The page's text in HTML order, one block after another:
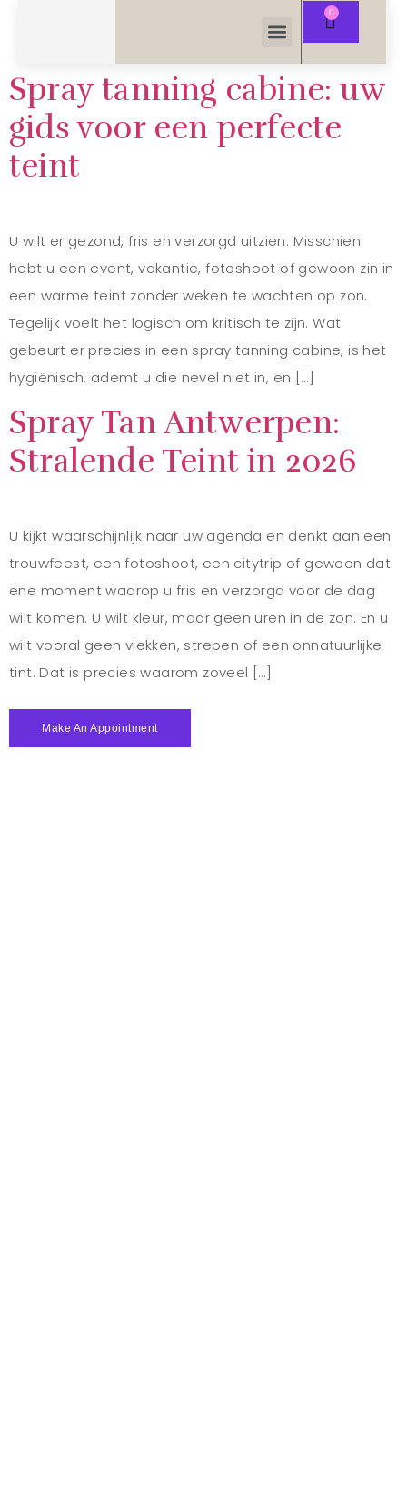
Spray tanning cabine: uw
gids voor een perfecte
teint
U wilt er gezond, fris en verzorgd uitzien. Misschien
hebt u een event, vakantie, fotoshoot of gewoon zin in
een warme teint zonder weken te wachten op zon.
Tegelijk voelt het logisch om kritisch te zijn. Wat
gebeurt er precies in een spray tanning cabine, is het
hygiënisch, ademt u die nevel niet in, en […]
Spray Tan Antwerpen:
Stralende Teint in 2026
U kijkt waarschijnlijk naar uw agenda en denkt aan een
trouwfeest, een fotoshoot, een citytrip of gewoon dat
ene moment waarop u fris en verzorgd voor de dag
wilt komen. U wilt kleur, maar geen uren in de zon. En u
wilt vooral geen vlekken, strepen of een onnatuurlijke
tint. Dat is precies waarom zoveel […]
Make An Appointment